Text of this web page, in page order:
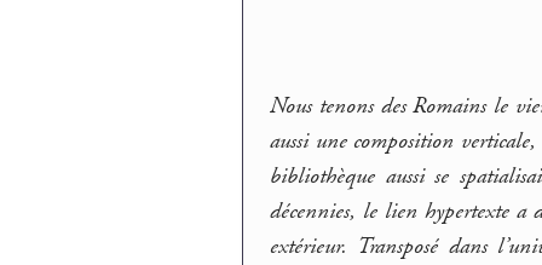
Nous tenons des Romains le
aussi une composition verticale,
bibliothèque aussi se
décennies, le lien hypertexte a
extérieur. Transposé dans